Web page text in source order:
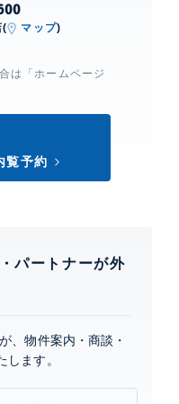
( マップ)
は「ホームページ
覧予約
パートナーが外
、物件案内・商談・
ます。